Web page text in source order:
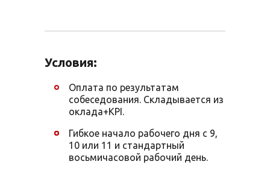
Условия:
Оплата по результатам
собеседования. Складывается из
оклада+KPI.
Гибкое начало рабочего дня с 9,
10 или 11 и стандартный
восьмичасовой рабочий день.